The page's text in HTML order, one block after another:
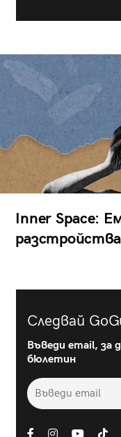
Inner Space:
разстройства
Следвай
Въведи email, за
бюлетин